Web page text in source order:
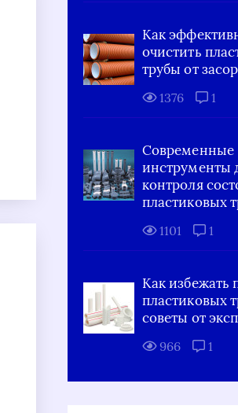
Как
очистить
трубы от
1376 1
Современные
инструменты
контроля
пластиковых
1101 1
Как избежать
пластиковых
советы от
966 1